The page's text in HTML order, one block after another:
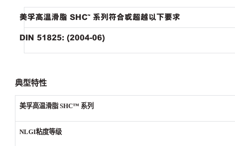
美孚高温滑脂 SHC™️ 系列符合或超越以下要求
DIN 51825: (2004-06)
典型特性
美孚高温滑脂SHC™️ 系列
NLGI粘度等级